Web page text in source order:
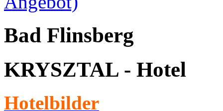
Bad Flinsberg
KRYSZTAL - Hotel
Hotelbilder